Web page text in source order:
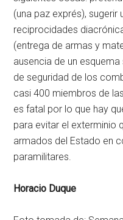
(una paz exprés),
reciprocidades
(entrega de armas y
ausencia de un
de seguridad de los
casi 400 miembros de
es fatal por lo que hay
para evitar el exterminio
armados del Estado en
paramilitares.
Horacio Duque